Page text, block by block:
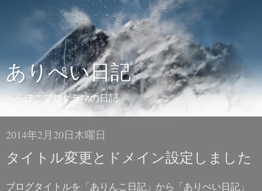
ありぺい日記
へっぽこプログラマの日記
2014年2月20日木曜日
タイトル変更とドメイン設定しました
ブログタイトルを「ありんこ日記」から「ありぺい日記」